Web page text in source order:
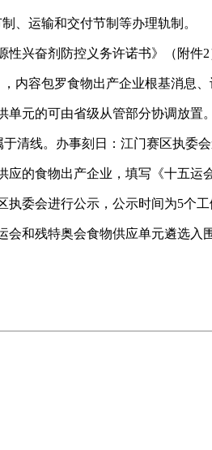
运输和交付节制等办理轨制。
兴奋剂防控义务许诺书》（附件2
容包罗食物出产企业根基消息、
的可由省级从管部分协调放置
线。办事刻日：江门赛区执委会
食物出产企业，填写《十五运
委会进行公示，公示时间为5个工
残特奥会食物供应单元遴选入